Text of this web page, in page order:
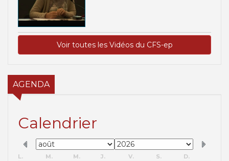
Voir toutes les Vidéos du CFS-ep
AGENDA
Calendrier
L. M. M. J. V. S.
D.